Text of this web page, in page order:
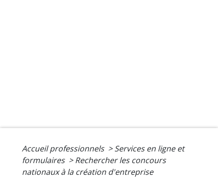
Accueil professionnels > Services en ligne et
formulaires > Rechercher les concours
nationaux à la création d'entreprise